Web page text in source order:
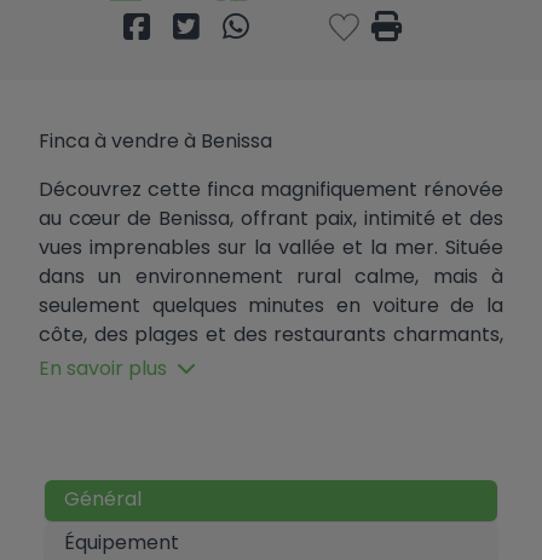
Finca à vendre à Benissa
Découvrez cette finca magnifiquement rénovée
au cœur de Benissa, offrant paix, intimité et des
vues imprenables sur la vallée et la mer. Située
dans un environnement rural calme, mais à
seulement quelques minutes en voiture de la
côte, des plages et des restaurants charmants,
cette propriété allie parfaitement le mode de
bains modernes, de sols mis à jour et d'une
cuisine entièrement équipée, le tout fini dans un
En savoir plus
Général
Équipement